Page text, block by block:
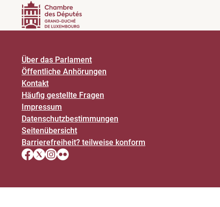
Über das Parlament
Öffentliche Anhörungen
Kontakt
Häufig gestellte Fragen
Impressum
Datenschutz­bestimmungen
Seitenübersicht
Barrierefreiheit? teilweise konform